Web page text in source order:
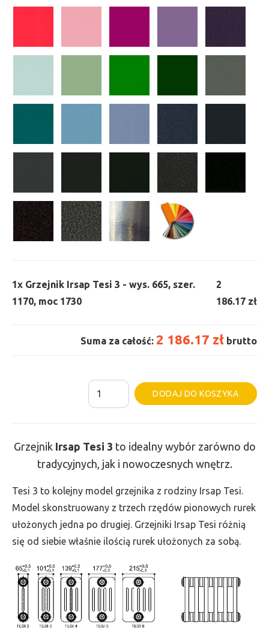
1x Grzejnik Irsap Tesi 3 - wys. 665, szer.
1170, moc 1730
2
186.17 zł
Suma za całość: 2 186.17 zł brutto
ilość
Grzejnik
-
wys.
665,
szer.
1170,
1730
DODAJ DO KOSZYKA
Grzejnik Irsap Tesi 3 to idealny wybór zarówno do
tradycyjnych, jak i nowoczesnych wnętrz.
Tesi 3 to kolejny model grzejnika z rodziny Irsap Tesi.
Model skonstruowany z trzech rzędów pionowych rurek
ułożonych jedna po drugiej. Grzejniki Irsap Tesi różnią
się od siebie właśnie ilością rurek ułożonych za sobą.